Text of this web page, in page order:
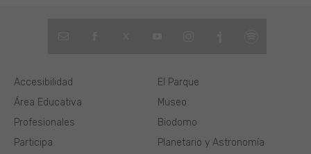
El Parque
Museo
Biodomo
Planetario y Astronomía
Área Educativa
Profesionales
Participa
Accesibilidad